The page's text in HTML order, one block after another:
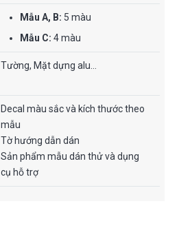
Mẫu A, B: 5 màu
Mẫu C: 4 màu
Tường, Mặt dựng alu…
Decal màu sắc và kích thước theo
mẫu
Tờ hướng dẫn dán
Sản phẩm mẫu dán thử và dụng
cụ hỗ trợ